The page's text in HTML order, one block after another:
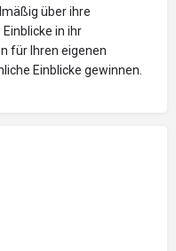
über ihre
in ihr
für Ihren eigenen
Einblicke gewinnen.